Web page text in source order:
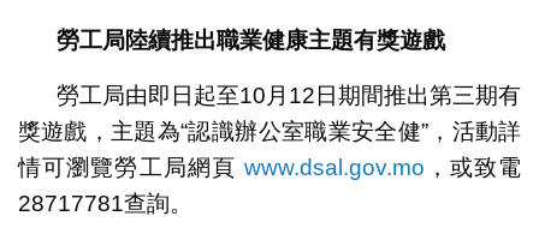
勞工局陸續推出職業健康主題有獎遊戲
勞工局由即日起至10月12日期間推出第三期有
獎遊戲，主題為“認識辦公室職業安全健”，活動詳
情可瀏覽勞工局網頁 www.dsal.gov.mo ，或致電
28717781查詢。